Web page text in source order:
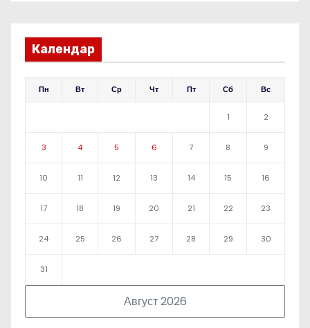
Календар
Август 2026
Пн Вт Ср Чт Пт Сб Вс
1 2
3 4 5 6 7 8 9
10 11 12 13 14 15 16
17 18 19 20 21 22 23
24 25 26 27 28 29 30
31